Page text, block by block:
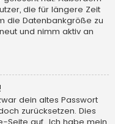
die für längere Zeit
die Datenbankgröße zu
und nimm aktiv an
dein altes Passwort
zurücksetzen. Dies